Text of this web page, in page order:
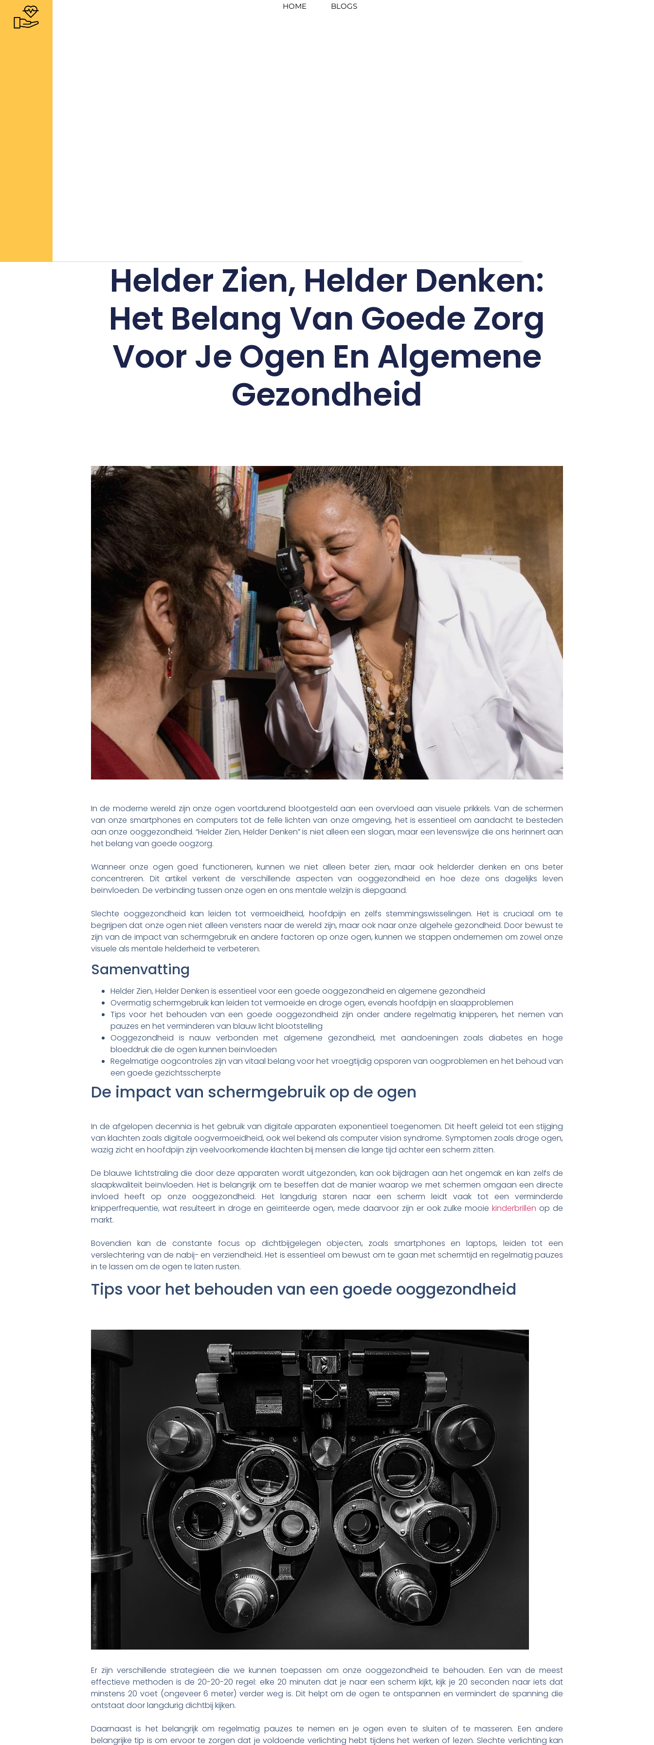
HOME BLOGS
Helder Zien, Helder Denken:
Het Belang Van Goede Zorg
Voor Je Ogen En Algemene
Gezondheid
In de moderne wereld zijn onze ogen voortdurend blootgesteld aan een overvloed aan visuele prikkels. Van de schermen
van onze smartphones en computers tot de felle lichten van onze omgeving, het is essentieel om aandacht te besteden
aan onze ooggezondheid. “Helder Zien, Helder Denken” is niet alleen een slogan, maar een levenswijze die ons herinnert aan
het belang van goede oogzorg.
Wanneer onze ogen goed functioneren, kunnen we niet alleen beter zien, maar ook helderder denken en ons beter
concentreren. Dit artikel verkent de verschillende aspecten van ooggezondheid en hoe deze ons dagelijks leven
beïnvloeden. De verbinding tussen onze ogen en ons mentale welzijn is diepgaand.
Slechte ooggezondheid kan leiden tot vermoeidheid, hoofdpijn en zelfs stemmingswisselingen. Het is cruciaal om te
begrijpen dat onze ogen niet alleen vensters naar de wereld zijn, maar ook naar onze algehele gezondheid. Door bewust te
zijn van de impact van schermgebruik en andere factoren op onze ogen, kunnen we stappen ondernemen om zowel onze
visuele als mentale helderheid te verbeteren.
Samenvatting
Helder Zien, Helder Denken is essentieel voor een goede ooggezondheid en algemene gezondheid
Overmatig schermgebruik kan leiden tot vermoeide en droge ogen, evenals hoofdpijn en slaapproblemen
Tips voor het behouden van een goede ooggezondheid zijn onder andere regelmatig knipperen, het nemen van
pauzes en het verminderen van blauw licht blootstelling
Ooggezondheid is nauw verbonden met algemene gezondheid, met aandoeningen zoals diabetes en hoge
bloeddruk die de ogen kunnen beïnvloeden
Regelmatige oogcontroles zijn van vitaal belang voor het vroegtijdig opsporen van oogproblemen en het behoud van
een goede gezichtsscherpte
De impact van schermgebruik op de ogen
In de afgelopen decennia is het gebruik van digitale apparaten exponentieel toegenomen. Dit heeft geleid tot een stijging
van klachten zoals digitale oogvermoeidheid, ook wel bekend als computer vision syndrome. Symptomen zoals droge ogen,
wazig zicht en hoofdpijn zijn veelvoorkomende klachten bij mensen die lange tijd achter een scherm zitten.
De blauwe lichtstraling die door deze apparaten wordt uitgezonden, kan ook bijdragen aan het ongemak en kan zelfs de
slaapkwaliteit beïnvloeden. Het is belangrijk om te beseffen dat de manier waarop we met schermen omgaan een directe
invloed heeft op onze ooggezondheid. Het langdurig staren naar een scherm leidt vaak tot een verminderde
knipperfrequentie, wat resulteert in droge en geïrriteerde ogen, mede daarvoor zijn er ook zulke mooiekinderbrillenop de
markt.
Bovendien kan de constante focus op dichtbijgelegen objecten, zoals smartphones en laptops, leiden tot een
verslechtering van de nabij- en verziendheid. Het is essentieel om bewust om te gaan met schermtijd en regelmatig pauzes
in te lassen om de ogen te laten rusten.
Tips voor het behouden van een goede ooggezondheid
Er zijn verschillende strategieën die we kunnen toepassen om onze ooggezondheid te behouden. Een van de meest
effectieve methoden is de 20-20-20 regel: elke 20 minuten dat je naar een scherm kijkt, kijk je 20 seconden naar iets dat
minstens 20 voet (ongeveer 6 meter) verder weg is. Dit helpt om de ogen te ontspannen en vermindert de spanning die
ontstaat door langdurig dichtbij kijken.
Daarnaast is het belangrijk om regelmatig pauzes te nemen en je ogen even te sluiten of te masseren. Een andere
belangrijke tip is om ervoor te zorgen dat je voldoende verlichting hebt tijdens het werken of lezen. Slechte verlichting kan